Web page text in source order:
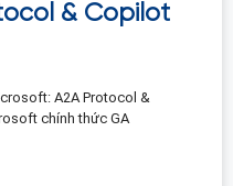
& Copilot
A2A Protocol &
chính thức GA